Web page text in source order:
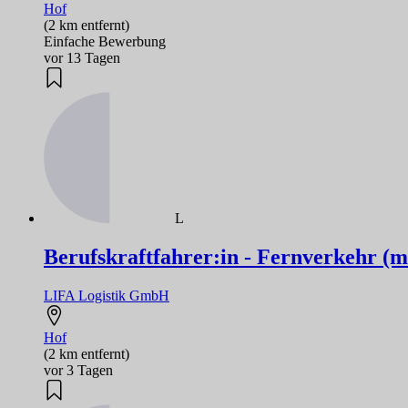
Hof
(2 km entfernt)
Einfache Bewerbung
vor 13 Tagen
L
Berufskraftfahrer:in - Fernverkehr
LIFA Logistik GmbH
Hof
(2 km entfernt)
vor 3 Tagen